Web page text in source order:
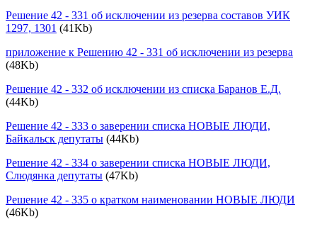
Решение 42 - 331 об исключении из резерва составов УИК
1297, 1301 (41Kb)
приложение к Решению 42 - 331 об исключении из резерва
(48Kb)
Решение 42 - 332 об исключении из списка Баранов Е.Д.
(44Kb)
Решение 42 - 333 о заверении списка НОВЫЕ ЛЮДИ,
Байкальск депутаты (44Kb)
Решение 42 - 334 о заверении списка НОВЫЕ ЛЮДИ,
Слюдянка депутаты (47Kb)
Решение 42 - 335 о кратком наименовании НОВЫЕ ЛЮДИ
(46Kb)